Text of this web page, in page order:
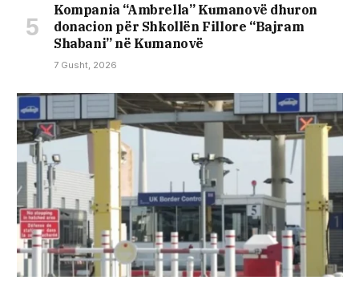
Kompania “Ambrella” Kumanovë dhuron
donacion për Shkollën Fillore “Bajram
Shabani” në Kumanovë
7 Gusht, 2026